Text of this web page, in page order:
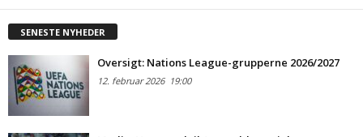
SENESTE NYHEDER
Oversigt: Nations League-grupperne 2026/2027
12. februar 202619:00